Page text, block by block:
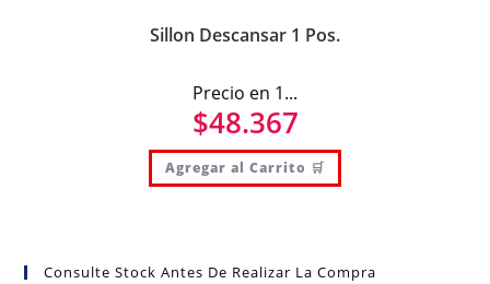
Sillon Descansar 1 Pos.
Precio en 1...
$48.367
Agregar al Carrito 🛒
Consulte Stock Antes De Realizar La Compra